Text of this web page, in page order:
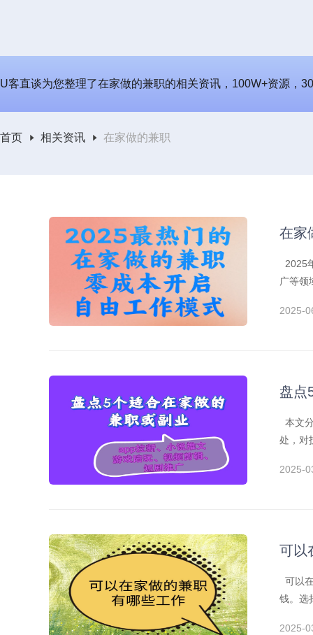
U客直谈为您整理了在家做的兼职的相关资讯，100W+资源，
首页 相关资讯 在家做的兼职
在家
2025
广等领
2025-
盘点
本文
处，对
2025-
可以
可以
钱。选
2025-